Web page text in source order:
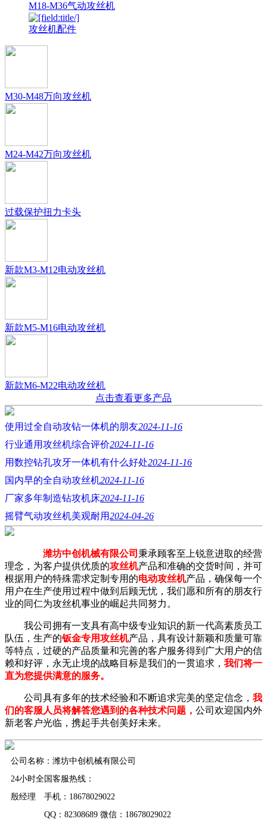
M18-M36气动攻丝机
攻丝机配件
M30-M48万向攻丝机
M24-M42万向攻丝机
过载保护扭力卡头
新款M3-M12电动攻丝机
新款M5-M16电动攻丝机
新款M6-M22电动攻丝机
点击查看更多产品
使用过全自动攻钻一体机的朋友2024-11-16
行业通用攻丝机综合评价2024-11-16
用数控钻孔攻牙一体机有什么好处2024-11-16
国内早的全自动攻丝机2024-11-16
厂家多年制造钻攻机床2024-11-16
摇臂气动攻丝机美观耐用2024-04-26
潍坊中创机械有限公司 秉承顾客至上锐意进取的经营
理念，为客户提供优质的攻丝机产品和准确的交货时间，并可
根据用户的特殊需求定制专用的电动攻丝机产品，确保每一个
用户在生产使用过程中做到后顾无忧，我们愿和所有的朋友行
业的同仁为攻丝机事业的崛起共同努力。
我公司拥有一支具有高中级专业知识的新一代高素质员工
队伍，生产的钣金专用攻丝机产品，具有设计新颖和质量可靠
等特点，过硬的产品质量和完善的客户服务得到广大用户的信
赖和好评，永无止境的战略目标是我们的一贯追求， 我们将一
直为您提供满意的服务。
公司具有多年的技术经验和不断追求完美的坚定信念， 我
们的客服人员将解答您遇到的各种技术问题， 公司欢迎国内外
新老客户光临，携起手共创美好未来。
公司名称：潍坊中创机械有限公司
24小时全国客服热线：
殷经理 手机：18678029022
QQ：82308689 微信：18678029022